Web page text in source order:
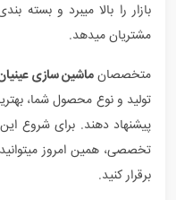
بازار را بالا میبرد و بسته
مشتریان میدهد.
متخصصانماشین سازی
تولید و نوع محصول شما،
پیشنهاد دهند. برای شروع
تخصصی، همین امروز
برقرار کنید.